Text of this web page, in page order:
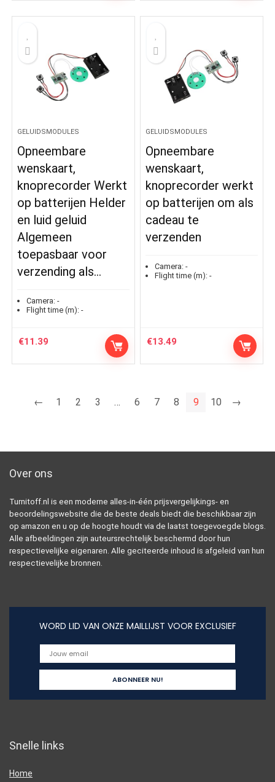
GELUIDSMODULES
Opneembare
wenskaart,
knoprecorder Werkt
op batterijen Helder
en luid geluid
Algemeen
toepasbaar voor
verzending als…
Camera: -
Flight time (m): -
€11.39
GELUIDSMODULES
Opneembare
wenskaart,
knoprecorder werkt
op batterijen om als
cadeau te
verzenden
Camera: -
Flight time (m): -
€13.49
← 1 2 3 … 6 7 8 9 10 →
Over ons
Turnitoff.nl is een moderne alles-in-één prijsvergelijkings- en
beoordelingswebsite die de beste deals biedt die beschikbaar zijn
op amazon en u op de hoogte houdt via de laatst toegevoegde blogs.
Alle afbeeldingen zijn auteursrechtelijk beschermd door hun
respectievelijke eigenaren. Alle geciteerde inhoud is afgeleid van hun
respectievelijke bronnen.
WORD LID VAN ONZE MAILLIJST VOOR EXCLUSIEF
Snelle links
Home